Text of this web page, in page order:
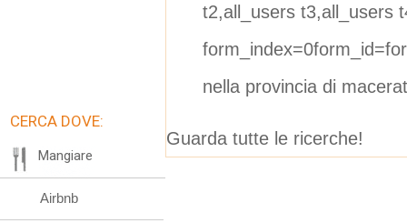
t2,all_users t3,all_users
nella provincia di
Guarda tutte le ricerche!
CERCA DOVE:
Mangiare
Airbnb